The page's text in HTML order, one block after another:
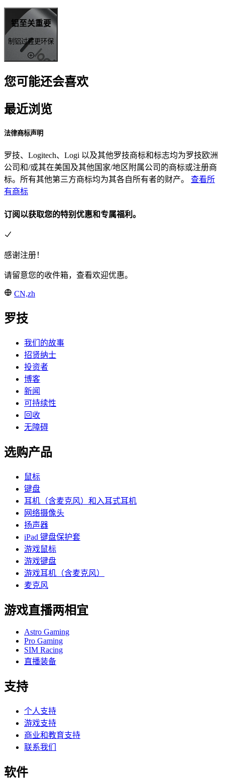
铝至关重要
制铝过程更环保
您可能还会喜欢
最近浏览
法律商标声明
罗技、Logitech、Logi 以及其他罗技商标和标志均为罗技欧洲
公司和/或其在美国及其他国家/地区附属公司的商标或注册商
标。所有其他第三方商标均为其各自所有者的财产。 查看所
有商标
订阅以获取您的特别优惠和专属福利。
感谢注册！
请留意您的收件箱，查看欢迎优惠。
CN,zh
罗技
我们的故事
招贤纳士
投资者
博客
新闻
可持续性
回收
无障碍
选购产品
鼠标
键盘
耳机（含麦克风）和入耳式耳机
网络摄像头
扬声器
iPad 键盘保护套
游戏鼠标
游戏键盘
游戏耳机（含麦克风）
麦克风
游戏直播两相宜
Astro Gaming
Pro Gaming
SIM Racing
直播装备
支持
个人支持
游戏支持
商业和教育支持
联系我们
软件